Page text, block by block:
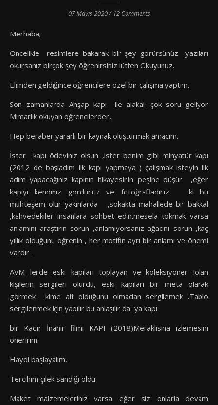
07 Mayıs 2020/ 12 Comments
Merhaba;
Öncelikle resimlere bakarak bir şey görürsünüz yazıları
okursanız birçok şey öğrenirsiniz lütfen Okuyunuz.
Elimden geldiğince öğrencilere özel bir çalışma yaptım.
Son zamanlarda Ahşap kapı ile alakalı çok soru geliyor
Mimarlık okuyan öğrencilerden.
Hep beraber yararlı bir kaynak oluşturmak amacım.
İster kapı ödeviniz olsun ,ister benim gibi minyatür kapı
(2012 de başladım ilk kapı yapmaya ) çalışmak isteyin ilk
adım yapacağınız kapının hikayesinin peşine düşün ,eğer
kapıyı kendiniz gördünüz ve fotoğrafladınız ki bu
muhteşem olur yakınlarda ,sokakta mahallede bir bakkal
,kahvedekiler insanlara sohbet edin.mesela tokmak varsa
anlamını araştırın sorun ,anlamıyorsanız ağacını sorun ,kaç
yıllık olduğunu öğrenin , her motifin ayrı bir anlamı ve önemi
vardır .
AVM lerde eski kapıları toplayan ve koleksiyoner !olan
kişilerin sergileri olurdu, eski kapıları bir meta olarak
görmek kime ait olduğunu olmadan sergilemek .Tablo
sergilenmek için yapılır bu anlaşılır da ya kapı
bir Kadir İnanır filmi KAPI (2018)Meraklısına izlemesini
öneririm.
Haydi başlayalım,
Tercihim çilek sandığı oldu
Maket malzemeleriniz varsa eğer siz onlarla devam